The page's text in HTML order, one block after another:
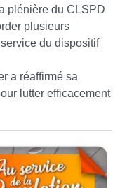
plénière du CLSPD
plusieurs
du dispositif
a réaffirmé sa
lutter efficacement